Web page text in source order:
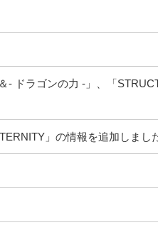
- ドラゴンの力 -」、「
」の情報を追加しまし